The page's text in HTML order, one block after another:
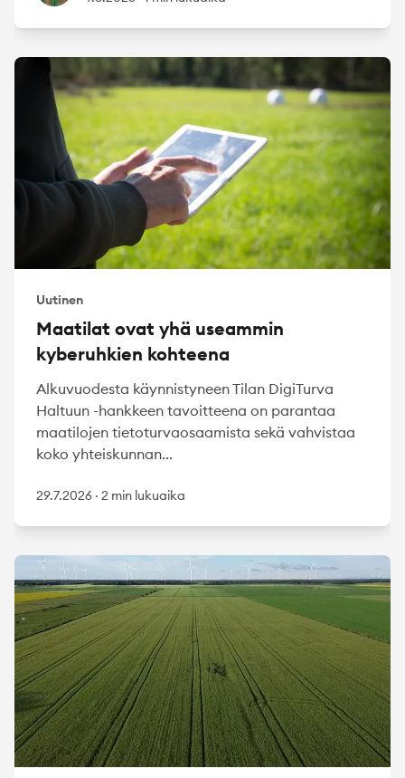
Uutinen
Maatilat ovat yhä useammin
kyberuhkien kohteena
Alkuvuodesta käynnistyneen Tilan DigiTurva
Haltuun -hankkeen tavoitteena on parantaa
maatilojen tietoturvaosaamista sekä vahvistaa
koko yhteiskunnan...
29.7.2026 · 2 min lukuaika